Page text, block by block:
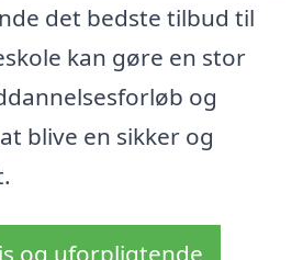
det bedste tilbud til
kan gøre en stor
og
blive en sikker og
og uforpligtende